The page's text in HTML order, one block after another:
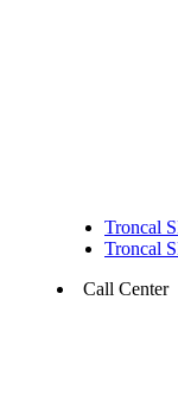
Troncal
Troncal
Call Center